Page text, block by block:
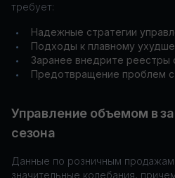
требует:
• Надежные стратегии
• Подходы к плавному
• Заранее внедрите реестры
• Предотвращение проблем
Управление объемом в
сезона
Данные по розничным
значительные колебания,